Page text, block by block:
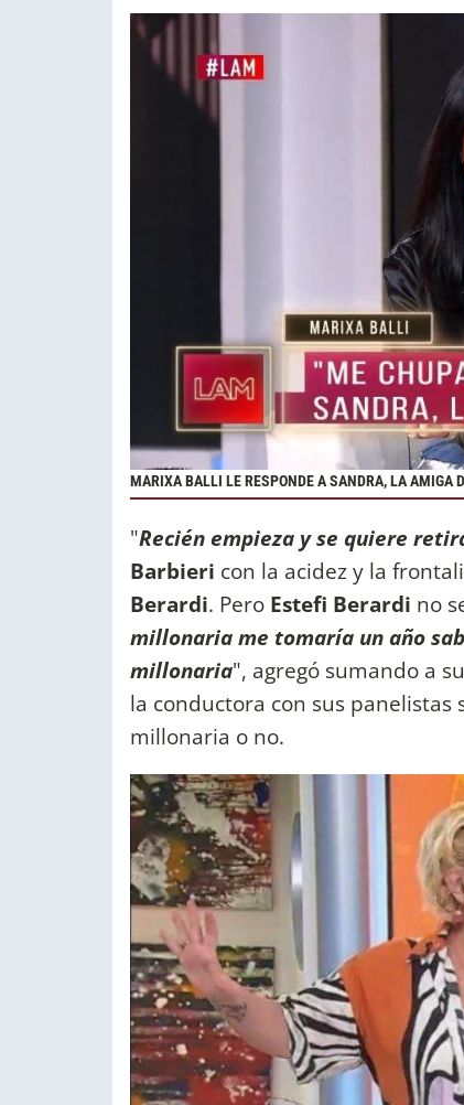
MARIXA BALLI LE RESPONDE A SANDRA, LA AMIGA
"Recién empieza y se quiere
Barbieri con la acidez y la
Berardi. Pero Estefi Berardi no
millonaria me tomaría un año
millonaria", agregó sumando a
la conductora con sus
millonaria o no.